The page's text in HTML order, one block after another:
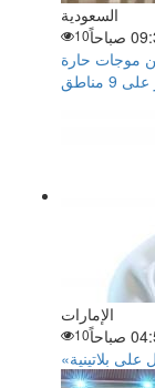
السعودية
10
موجات حارة
الإمارات
10